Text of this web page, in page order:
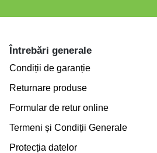
Întrebări generale
Condiții de garanție
Returnare produse
Formular de retur online
Termeni și Condiții Generale
Protecția datelor